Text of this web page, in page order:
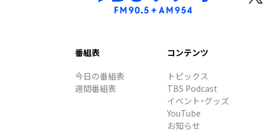
番組表
今日の番組表
週間番組表
コンテンツ
トピックス
TBS Podcast
イベント・グッズ
YouTube
お知らせ